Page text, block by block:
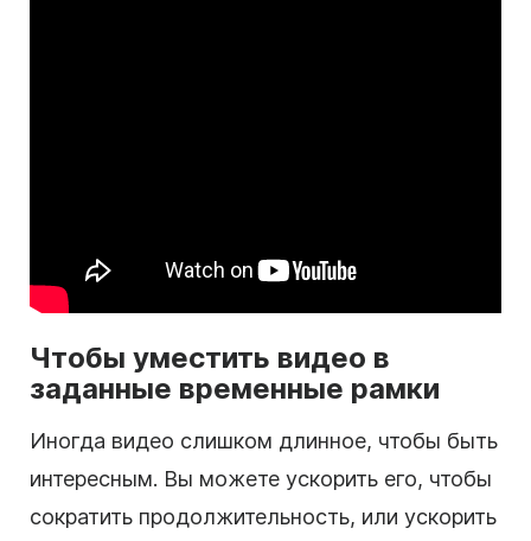
Чтобы уместить видео в
заданные временные рамки
Иногда видео слишком длинное, чтобы быть
интересным. Вы можете ускорить его, чтобы
сократить продолжительность, или ускорить